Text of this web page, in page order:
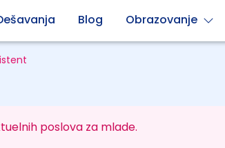
Blog Obrazovanje
poslova za mlade.